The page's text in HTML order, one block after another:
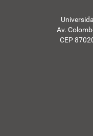
Av.
CEP